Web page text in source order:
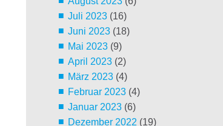
Juli 2023(16)
Juni 2023(18)
Mai 2023(9)
April 2023(2)
März 2023(4)
Februar 2023(4)
Januar 2023(6)
Dezember 2022 (19)